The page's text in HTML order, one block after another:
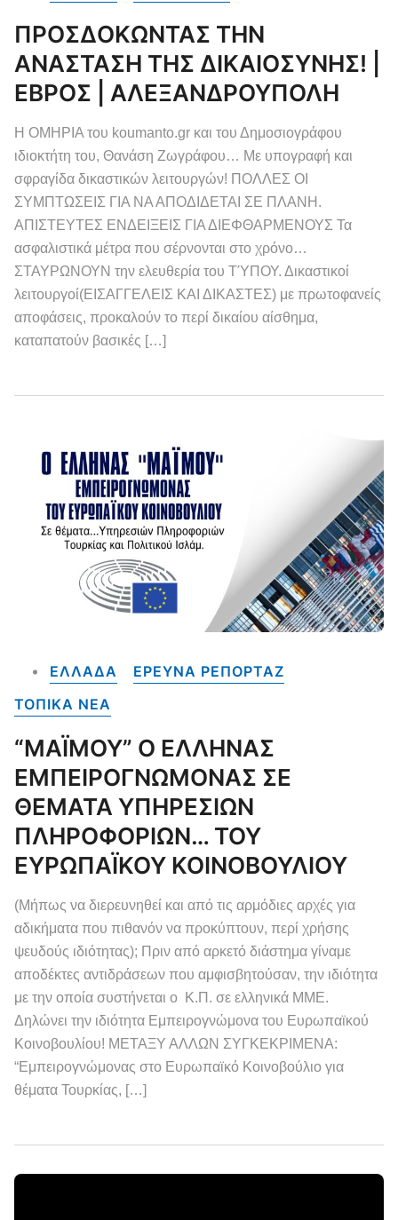
ΠΡΟΣΔΟΚΩΝΤΑΣ ΤΗΝ
ΑΝΑΣΤΑΣΗ ΤΗΣ ΔΙΚΑΙΟΣΥΝΗΣ! |
ΕΒΡΟΣ | ΑΛΕΞΑΝΔΡΟΥΠΟΛΗ
Η ΟΜΗΡΙΑ του koumanto.gr και του Δημοσιογράφου
ιδιοκτήτη του, Θανάση Ζωγράφου… Με υπογραφή και
σφραγίδα δικαστικών λειτουργών! ΠΟΛΛΕΣ ΟΙ
ΣΥΜΠΤΩΣΕΙΣ ΓΙΑ ΝΑ ΑΠΟΔΙΔΕΤΑΙ ΣΕ ΠΛΑΝΗ.
ΑΠΙΣΤΕΥΤΕΣ ΕΝΔΕΙΞΕΙΣ ΓΙΑ ΔΙΕΦΘΑΡΜΕΝΟΥΣ Τα
ασφαλιστικά μέτρα που σέρνονται στο χρόνο…
ΣΤΑΥΡΩΝΟΥΝ την ελευθερία του ΤΎΠΟΥ. Δικαστικοί
λειτουργοί(ΕΙΣΑΓΓΕΛΕΙΣ ΚΑΙ ΔΙΚΑΣΤΕΣ) με πρωτοφανείς
αποφάσεις, προκαλούν το περί δικαίου αίσθημα,
καταπατούν βασικές […]
ΕΛΛΑΔΑ
ΕΡΕΥΝΑ ΡΕΠΟΡΤΑΖ
ΤΟΠΙΚΑ NEA
“ΜΑΪΜΟΥ” Ο ΕΛΛΗΝΑΣ
ΕΜΠΕΙΡΟΓΝΩΜΟΝΑΣ ΣΕ
ΘΕΜΑΤΑ ΥΠΗΡΕΣΙΩΝ
ΠΛΗΡΟΦΟΡΙΩΝ… ΤΟΥ
ΕΥΡΩΠΑΪΚΟΥ ΚΟΙΝΟΒΟΥΛΙΟΥ
(Μήπως να διερευνηθεί και από τις αρμόδιες αρχές για
αδικήματα που πιθανόν να προκύπτουν, περί χρήσης
ψευδούς ιδιότητας); Πριν από αρκετό διάστημα γίναμε
αποδέκτες αντιδράσεων που αμφισβητούσαν, την ιδιότητα
με την οποία συστήνεται ο Κ.Π. σε ελληνικά ΜΜΕ.
Δηλώνει την ιδιότητα Εμπειρογνώμονα του Ευρωπαϊκού
Κοινοβουλίου! ΜΕΤΑΞΥ ΑΛΛΩΝ ΣΥΓΚΕΚΡΙΜΕΝΑ:
“Εμπειρογνώμονας στο Ευρωπαϊκό Κοινοβούλιο για
θέματα Τουρκίας, […]